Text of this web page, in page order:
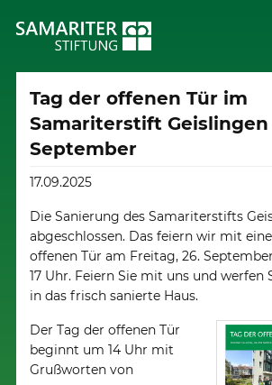
Tag der offenen Tür im
Samariterstift Geislingen
September
17.09.2025
Die Sanierung des Samariterstifts
abgeschlossen. Das feiern wir mit
offenen Tür am Freitag, 26.
17 Uhr. Feiern Sie mit uns und werfen
in das frisch sanierte Haus.
Der Tag der offenen Tür
beginnt um 14 Uhr mit
Grußworten von